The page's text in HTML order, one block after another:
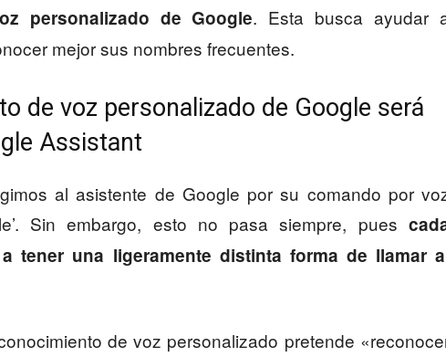
personalizado de Google. Esta busca ayudar
mejor sus nombres frecuentes.
de voz personalizado de Google será
Assistant
al asistente de Google por su comando por
Sin embargo, esto no pasa siempre, pues
tener una ligeramente distinta forma de llamar
de voz personalizado pretende